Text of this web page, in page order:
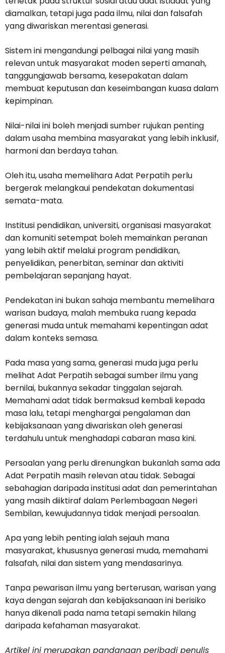
diamalkan, tetapi juga pada ilmu, nilai dan falsafah
yang diwariskan merentasi generasi.
Sistem ini mengandungi pelbagai nilai yang masih
relevan untuk masyarakat moden seperti amanah,
tanggungjawab bersama, kesepakatan dalam
membuat keputusan dan keseimbangan kuasa dalam
kepimpinan.
Nilai-nilai ini boleh menjadi sumber rujukan penting
dalam usaha membina masyarakat yang lebih inklusif,
harmoni dan berdaya tahan.
Oleh itu, usaha memelihara Adat Perpatih perlu
bergerak melangkaui pendekatan dokumentasi
semata-mata.
Institusi pendidikan, universiti, organisasi masyarakat
dan komuniti setempat boleh memainkan peranan
yang lebih aktif melalui program pendidikan,
penyelidikan, penerbitan, seminar dan aktiviti
pembelajaran sepanjang hayat.
Pendekatan ini bukan sahaja membantu memelihara
warisan budaya, malah membuka ruang kepada
generasi muda untuk memahami kepentingan adat
dalam konteks semasa.
Pada masa yang sama, generasi muda juga perlu
melihat Adat Perpatih sebagai sumber ilmu yang
bernilai, bukannya sekadar tinggalan sejarah.
Memahami adat tidak bermaksud kembali kepada
masa lalu, tetapi menghargai pengalaman dan
kebijaksanaan yang diwariskan oleh generasi
terdahulu untuk menghadapi cabaran masa kini.
Persoalan yang perlu direnungkan bukanlah sama ada
Adat Perpatih masih relevan atau tidak. Sebagai
sebahagian daripada institusi adat dan pemerintahan
yang masih diiktiraf dalam Perlembagaan Negeri
Sembilan, kewujudannya tidak menjadi persoalan.
Apa yang lebih penting ialah sejauh mana
masyarakat, khususnya generasi muda, memahami
falsafah, nilai dan sistem yang mendasarinya.
Tanpa pewarisan ilmu yang berterusan, warisan yang
kaya dengan sejarah dan kebijaksanaan ini berisiko
hanya dikenali pada nama tetapi semakin hilang
daripada kefahaman masyarakat.
Artikel ini merupakan pandangan peribadi penulis